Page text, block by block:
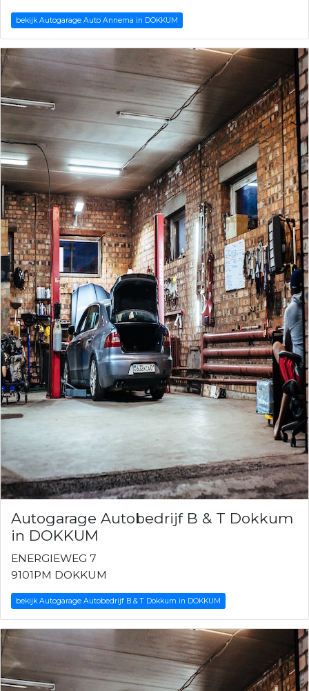
bekijk Autogarage Auto Annema in DOKKUM
Autogarage Autobedrijf B & T Dokkum
in DOKKUM
ENERGIEWEG 7
9101PM DOKKUM
bekijk Autogarage Autobedrijf B & T Dokkum in DOKKUM